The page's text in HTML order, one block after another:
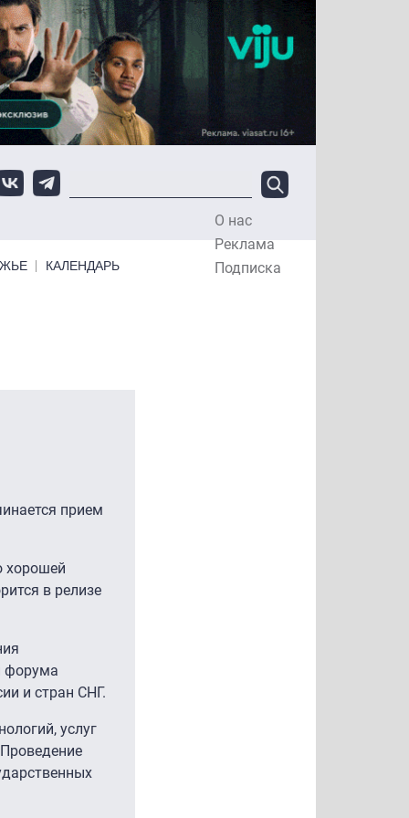
О нас
Реклама
Подписка
КАЛЕНДАРЬ
прием
хорошей
в релизе
форума
и стран СНГ.
услуг